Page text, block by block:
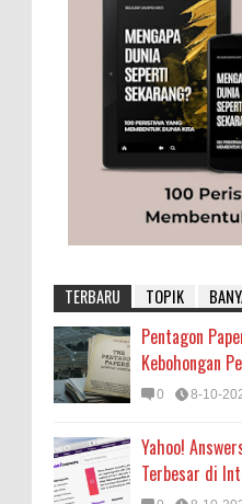
TERBARU TOPIK
Pentagon
Kebohongan
0 8-10-
Yahoo!
Terbesar di